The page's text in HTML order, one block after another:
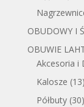
OBUDOWY I
OBUWIE
Akcesoria i
Kalosze (13)
Półbuty (30)